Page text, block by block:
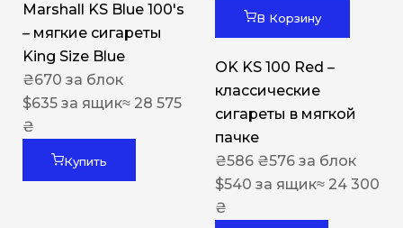
Marshall KS Blue 100's
– мягкие сигареты
King Size Blue
₴670 за блок
$635 за ящик≈ 28 575
₴
Купить
В Корзину
OK KS 100 Red –
классические
сигареты в мягкой
пачке
₴586 ₴576 за блок
$540 за ящик≈ 24 300
₴